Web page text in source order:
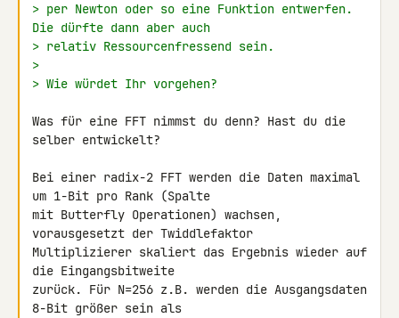
> per Newton oder so eine Funktion entwerfen.
Die dürfte dann aber auch
> relativ Ressourcenfressend sein.
>
> Wie würdet Ihr vorgehen?
Was für eine FFT nimmst du denn? Hast du die
selber entwickelt?
Bei einer radix-2 FFT werden die Daten maximal
um 1-Bit pro Rank (Spalte
mit Butterfly Operationen) wachsen,
vorausgesetzt der Twiddlefaktor
Multiplizierer skaliert das Ergebnis wieder auf
die Eingangsbitweite
zurück. Für N=256 z.B. werden die Ausgangsdaten
8-Bit größer sein als